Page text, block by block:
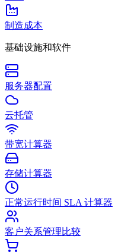
制造成本
基础设施和软件
服务器配置
云托管
带宽计算器
存储计算器
正常运行时间 SLA 计算器
客户关系管理比较